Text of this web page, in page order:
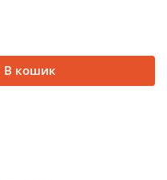
В кошик